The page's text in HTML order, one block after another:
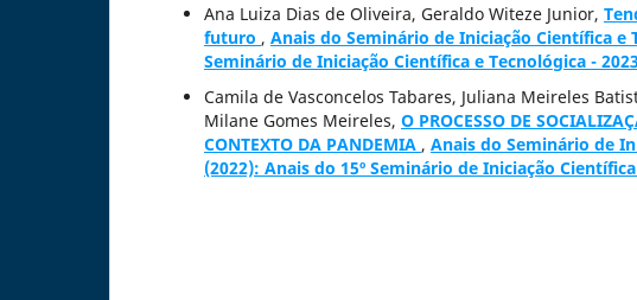
Ana Luiza Dias de Oliveira, Geraldo Witeze Junior,
futuro , Anais do Seminário de Iniciação Científica e
Seminário de Iniciação Científica e Tecnológica - 2023
Camila de Vasconcelos Tabares, Juliana Meireles
Milane Gomes Meireles, O PROCESSO DE
CONTEXTO DA PANDEMIA , Anais do Seminário de
(2022): Anais do 15º Seminário de Iniciação